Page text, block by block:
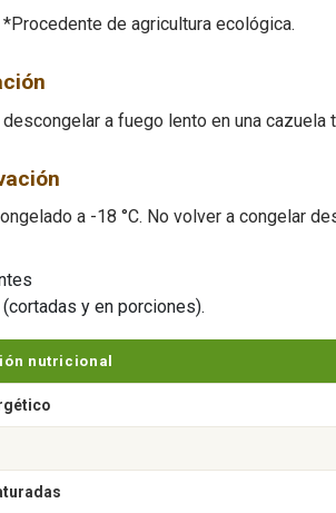
*Procedente de agricultura ecológica.
a fuego lento en una
a -18 °C. No volver a congelar
y en porciones).
nutricional